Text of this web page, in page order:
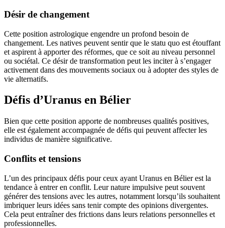
Désir de changement
Cette position astrologique engendre un profond besoin de
changement. Les natives peuvent sentir que le statu quo est étouffant
et aspirent à apporter des réformes, que ce soit au niveau personnel
ou sociétal. Ce désir de transformation peut les inciter à s’engager
activement dans des mouvements sociaux ou à adopter des styles de
vie alternatifs.
Défis d’Uranus en Bélier
Bien que cette position apporte de nombreuses qualités positives,
elle est également accompagnée de défis qui peuvent affecter les
individus de manière significative.
Conflits et tensions
L’un des principaux défis pour ceux ayant Uranus en Bélier est la
tendance à entrer en conflit. Leur nature impulsive peut souvent
générer des tensions avec les autres, notamment lorsqu’ils souhaitent
imbriquer leurs idées sans tenir compte des opinions divergentes.
Cela peut entraîner des frictions dans leurs relations personnelles et
professionnelles.